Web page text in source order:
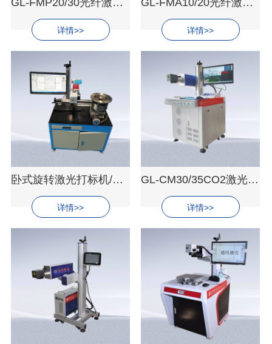
详情>> 详情>>
卧式旋转激光打标机/盘类激光打标设备
详情>>
GL-CM30/35CO2激光打标机
详情>>